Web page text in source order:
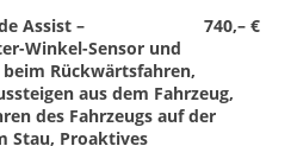
740,– €
Assist –
Winkel-Sensor und
Rückwärtsfahren,
aus dem Fahrzeug,
des Fahrzeugs auf der
Stau, Proaktives